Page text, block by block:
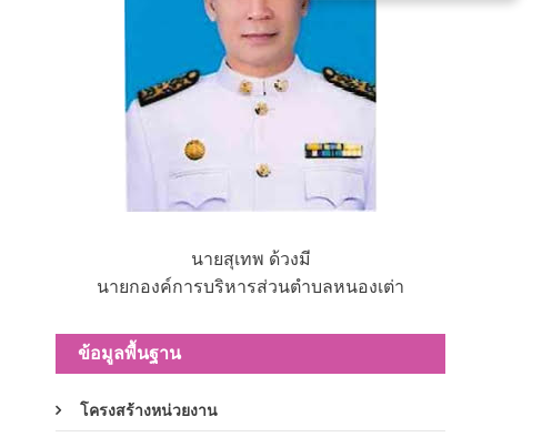
นายสุเทพ ด้วงมี
นายกองค์การบริหารส่วนตำบลหนองเต่า
ข้อมูลพื้นฐาน
โครงสร้างหน่วยงาน